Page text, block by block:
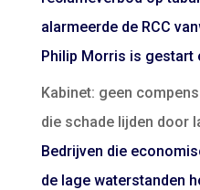
alarmeerde de RCC
Philip Morris is gestart
Kabinet: geen
die schade lijden door
Bedrijven die
de lage waterstanden